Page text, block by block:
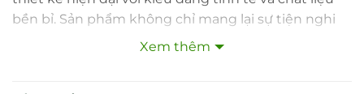
bền bỉ. Sản phẩm không chỉ mang lại sự tiện nghi
trong quá trình sử dụng mà còn góp phần nâng cao
Xem thêm